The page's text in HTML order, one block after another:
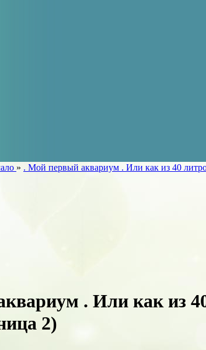
» . Мой первый аквариум . Или как из 40
. Или как из
2)